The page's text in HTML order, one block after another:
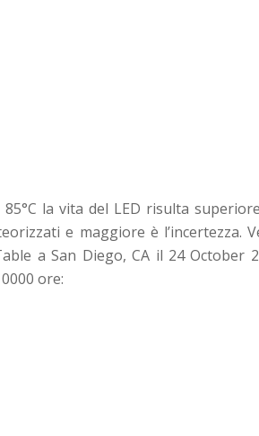
la vita del LED risulta
e maggiore è l’incertezza.
a San Diego, CA il 24 October
ore: